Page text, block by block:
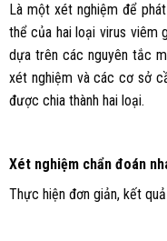
Là một xét nghiệm để
thể của hai loại virus viêm
dựa trên các nguyên tắc
xét nghiệm và các cơ sở
được chia thành hai loại.
Xét nghiệm chẩn đoán
Thực hiện đơn giản, kết